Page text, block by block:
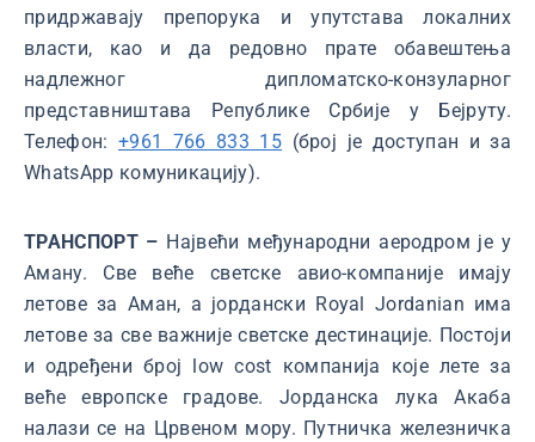
придржавају препорука и упутстава локалних
власти, као и да редовно прате обавештења
надлежног дипломатско-конзуларног
представништава Републике Србије у Бејруту.
Телефон: +961 766 833 15 (број је доступан и за
WhatsApp комуникацију).
ТРАНСПОРТ – Највећи међународни аеродром је у
Аману. Све веће светске авио-компаније имају
летове за Аман, а јордански Royal Jordanian има
летове за све важније светске дестинације. Постоји
и одређени број low cost компанија које лете за
веће европске градове. Јорданска лука Акаба
налази се на Црвеном мору. Путничка железничка